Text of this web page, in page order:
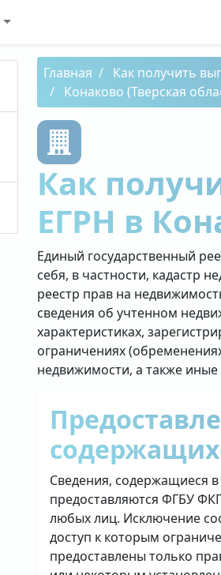
Главная
Как получить
Конаково (Тверская
Как
ЕГРН в
Единый государственный
себя, в частности, кадастр
реестр прав на
сведения об учтенном
характеристиках,
ограничениях
недвижимости, а также
Сведения, содержащиеся
предоставляются ФГБУ
любых лиц. Исключение
доступ к которым
предоставлены только